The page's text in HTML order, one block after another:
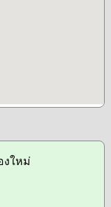
งใหม่